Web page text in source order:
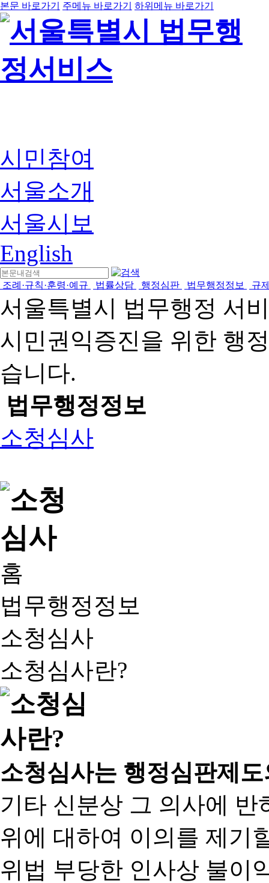
본문 바로가기 주메뉴 바로가기 하위메뉴 바로가기
시민참여
서울소개
서울시보
English
조례·규칙·훈령·예규 법률상담 행정심판 법무행정정보 규
서울특별시 법무행정 서
시민권익증진을 위한 행
습니다.
법무행정정보
소청심사
홈
법무행정정보
소청심사
소청심사란?
소청심사는 행정심판제
기타 신분상 그 의사에
위에 대하여 이의를 제기
위법 부당한 인사상 불이